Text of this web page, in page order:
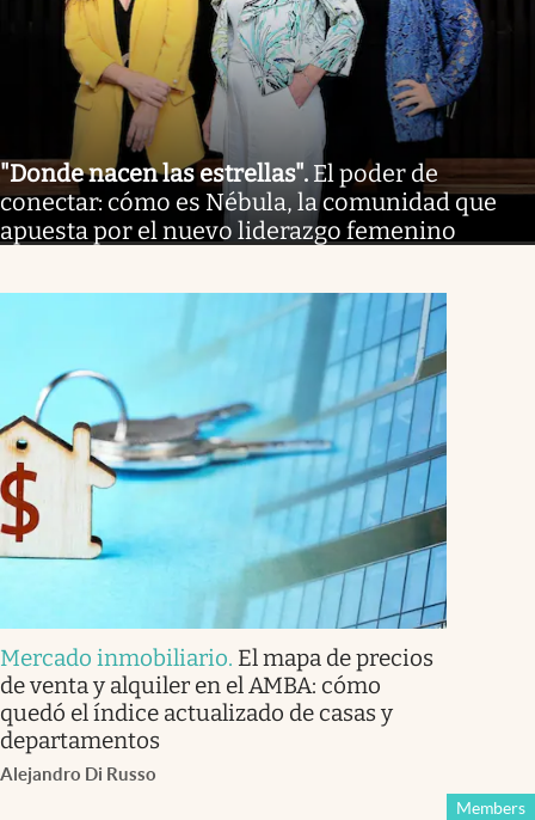
"Donde nacen las estrellas". El poder de
conectar: cómo es Nébula, la comunidad que
apuesta por el nuevo liderazgo femenino
Mercado inmobiliario. El mapa de precios
de venta y alquiler en el AMBA: cómo
quedó el índice actualizado de casas y
departamentos
Alejandro Di Russo
Members